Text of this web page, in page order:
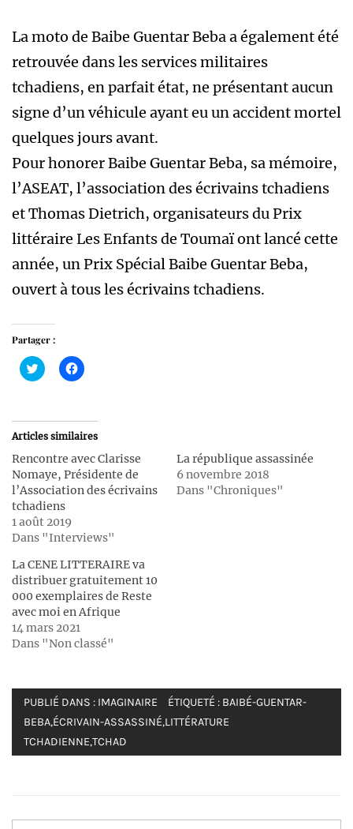
La moto de Baibe Guentar Beba a également été
retrouvée dans les services militaires
tchadiens, en parfait état, ne présentant aucun
signe d’un véhicule ayant eu un accident mortel
quelques jours avant.
Pour honorer Baibe Guentar Beba, sa mémoire,
l’ASEAT, l’association des écrivains tchadiens
et Thomas Dietrich, organisateurs du Prix
littéraire Les Enfants de Toumaï ont lancé cette
année, un Prix Spécial Baibe Guentar Beba,
ouvert à tous les écrivains tchadiens.
Partager :
Cliquez
pour
dans
une
nouvelle
Cliquez
pour
dans
une
nouvelle
Articles similaires
Rencontre avec Clarisse
Nomaye, Présidente de
l’Association des écrivains
tchadiens
1 août 2019
Dans "Interviews"
La république assassinée
6 novembre 2018
Dans "Chroniques"
La CENE LITTERAIRE va
distribuer gratuitement 10
000 exemplaires de Reste
avec moi en Afrique
14 mars 2021
Dans "Non classé"
PUBLIÉ DANS : IMAGINAIRE ÉTIQUETÉ : BAIBÉ-GUENTAR-
BEBA,ÉCRIVAIN-ASSASSINÉ,LITTÉRATURE
TCHADIENNE,TCHAD